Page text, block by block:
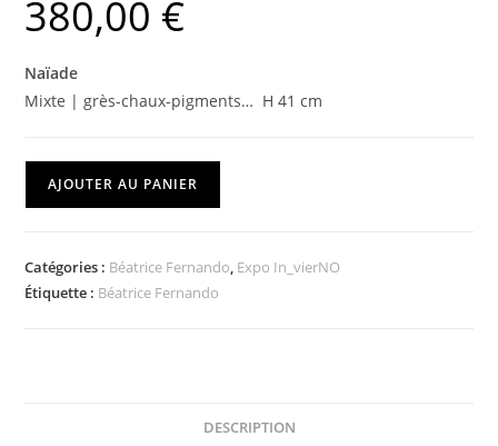
380,00 €
Naïade
Mixte | grès-chaux-pigments… H 41 cm
AJOUTER AU PANIER
Catégories : Béatrice Fernando, Expo In_vierNO
Étiquette : Béatrice Fernando
DESCRIPTION